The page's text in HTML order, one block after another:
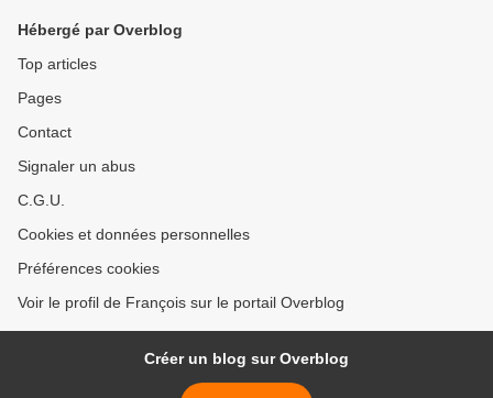
Hébergé par Overblog
Top articles
Pages
Contact
Signaler un abus
C.G.U.
Cookies et données personnelles
Préférences cookies
Voir le profil de François sur le portail Overblog
Créer un blog sur Overblog